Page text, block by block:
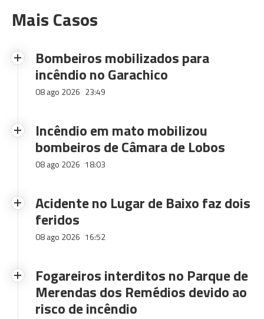
Mais Casos
Bombeiros mobilizados para
incêndio no Garachico
08 ago 2026 23:49
Incêndio em mato mobilizou
bombeiros de Câmara de Lobos
08 ago 2026 18:03
Acidente no Lugar de Baixo faz dois
feridos
08 ago 2026 16:52
Fogareiros interditos no Parque de
Merendas dos Remédios devido ao
risco de incêndio